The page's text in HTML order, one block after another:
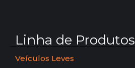
Linha de Produtos
Veículos Leves